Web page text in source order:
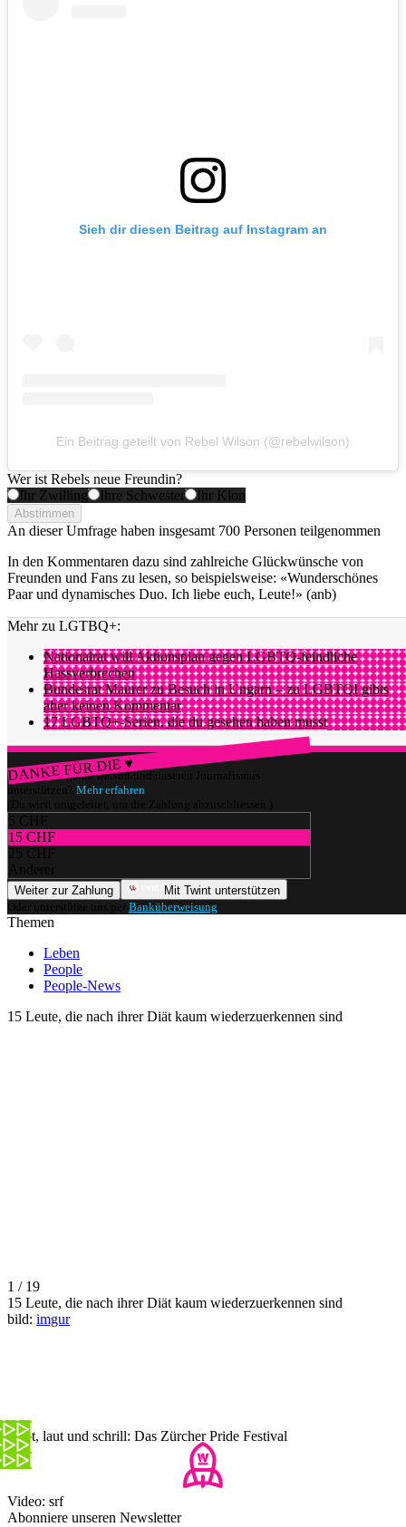
Sieh dir diesen Beitrag auf Instagram an
Ein Beitrag geteilt von Rebel Wilson (@rebelwilson)
Wer ist Rebels neue Freundin?
Ihr Zwilling
Ihre Schwester Ihr Klon
Abstimmen
An dieser Umfrage haben insgesamt 700 Personen teilgenommen
In den Kommentaren dazu sind zahlreiche Glückwünsche von
Freunden und Fans zu lesen, so beispielsweise: «Wunderschönes
Paar und dynamisches Duo. Ich liebe euch, Leute!» (anb)
Mehr zu LGTBQ+:
Nationalrat will Aktionsplan gegen LGBTQ-feindliche
Hassverbrechen
Bundesrat Maurer zu Besuch in Ungarn – zu LGBTQI gibts
aber keinen Kommentar
17 LGBTQ+-Serien, die du gesehen haben musst
DANKE FÜR DIE ♥
Würdest du gerne watson und unseren Journalismus
unterstützen? Mehr erfahren
(Du wirst umgeleitet, um die Zahlung abzuschliessen.)
5 CHF
15 CHF
25 CHF
Anderer
Weiter zur Zahlung
Mit Twint unterstützen
Oder unterstütze uns per Banküberweisung
Themen
Leben
People
People-News
15 Leute, die nach ihrer Diät kaum wiederzuerkennen sind
1 / 19
15 Leute, die nach ihrer Diät kaum wiederzuerkennen sind
bild: imgur
Bunt, laut und schrill: Das Zürcher Pride Festival
Video: srf
Abonniere unseren Newsletter